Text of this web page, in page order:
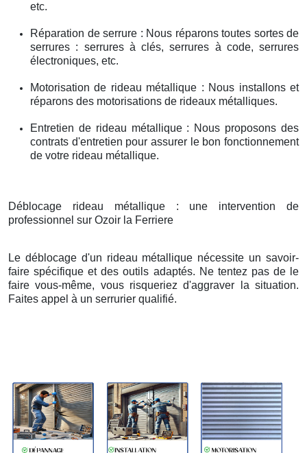
etc.
Réparation de serrure : Nous réparons toutes sortes de
serrures : serrures à clés, serrures à code, serrures
électroniques, etc.
Motorisation de rideau métallique : Nous installons et
réparons des motorisations de rideaux métalliques.
Entretien de rideau métallique : Nous proposons des
contrats d'entretien pour assurer le bon fonctionnement
de votre rideau métallique.
Déblocage rideau métallique : une intervention de
professionnel sur Ozoir la Ferriere
Le déblocage d'un rideau métallique nécessite un savoir-
faire spécifique et des outils adaptés. Ne tentez pas de le
faire vous-même, vous risqueriez d'aggraver la situation.
Faites appel à un serrurier qualifié.